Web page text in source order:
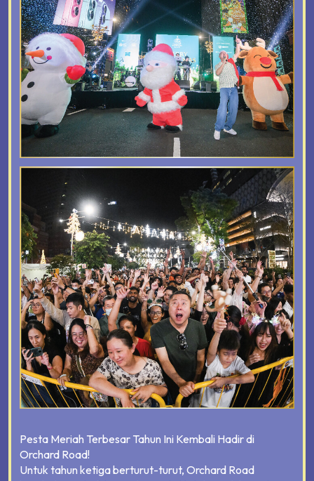
Pesta Meriah Terbesar Tahun Ini Kembali Hadir di
Orchard Road!
Untuk tahun ketiga berturut-turut, Orchard Road